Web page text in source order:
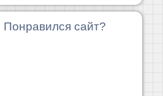
Понравился сайт?